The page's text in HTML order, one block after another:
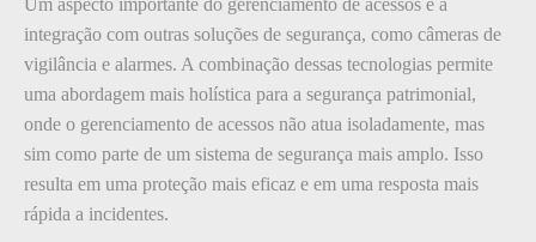
integração com outras soluções de segurança, como câmeras de
vigilância e alarmes. A combinação dessas tecnologias permite
uma abordagem mais holística para a segurança patrimonial,
onde o gerenciamento de acessos não atua isoladamente, mas
sim como parte de um sistema de segurança mais amplo. Isso
resulta em uma proteção mais eficaz e em uma resposta mais
rápida a incidentes.